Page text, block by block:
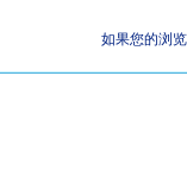
如果您的浏